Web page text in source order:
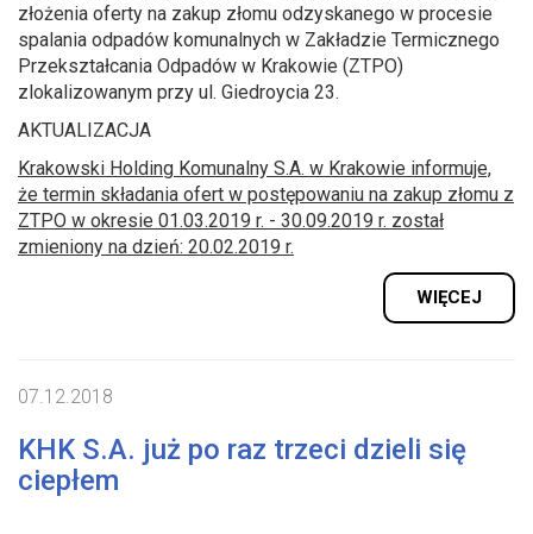
złożenia oferty na zakup złomu odzyskanego w procesie
spalania odpadów komunalnych w Zakładzie Termicznego
Przekształcania Odpadów w Krakowie (ZTPO)
zlokalizowanym przy ul. Giedroycia 23.
AKTUALIZACJA
Krakowski Holding Komunalny S.A. w Krakowie informuje,
że termin składania ofert w postępowaniu na zakup złomu z
ZTPO w okresie 01.03.2019 r. - 30.09.2019 r. został
zmieniony na dzień: 20.02.2019 r.
WIĘCEJ
07.12.2018
KHK S.A. już po raz trzeci dzieli się
ciepłem